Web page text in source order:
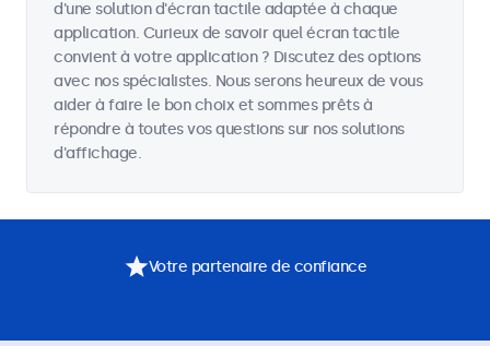
d'une solution d'écran tactile adaptée à chaque
application. Curieux de savoir quel écran tactile
convient à votre application ? Discutez des options
avec nos spécialistes. Nous serons heureux de vous
aider à faire le bon choix et sommes prêts à
répondre à toutes vos questions sur nos solutions
d'affichage.
Votre partenaire de confiance